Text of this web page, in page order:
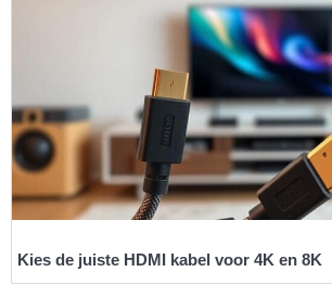
Kies de juiste HDMI kabel voor 4K en 8K